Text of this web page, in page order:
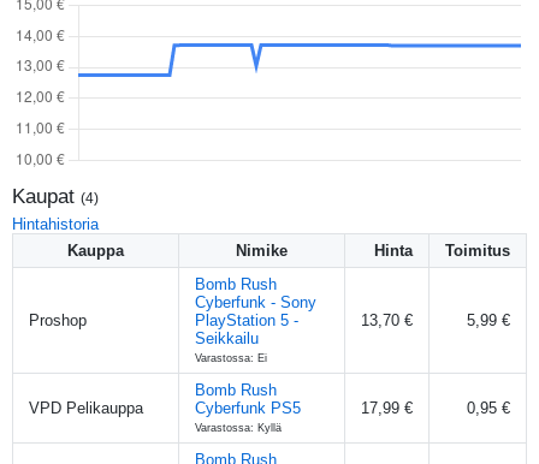
Kaupat (4)
Hintahistoria
Kauppa
Nimike Hinta Toimitus
Proshop
Bomb Rush
Cyberfunk - Sony
PlayStation 5 -
Seikkailu
Varastossa: Ei
13,70 € 5,99 €
VPD Pelikauppa
Bomb Rush
Cyberfunk PS5
Varastossa: Kyllä
17,99 € 0,95 €
Bomb Rush